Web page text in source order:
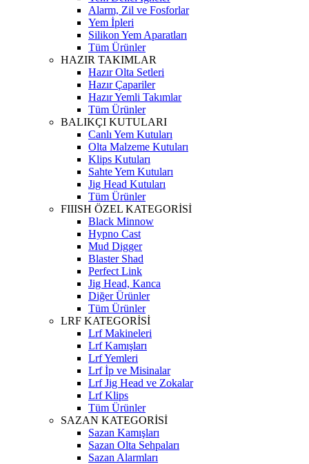
Alarm, Zil ve Fosforlar
Yem İpleri
Silikon Yem Aparatları
Tüm Ürünler
HAZIR TAKIMLAR
Hazır Olta Setleri
Hazır Çapariler
Hazır Yemli Takımlar
Tüm Ürünler
BALIKÇI KUTULARI
Canlı Yem Kutuları
Olta Malzeme Kutuları
Klips Kutuları
Sahte Yem Kutuları
Jig Head Kutuları
Tüm Ürünler
FIIISH ÖZEL KATEGORİSİ
Black Minnow
Hypno Cast
Mud Digger
Blaster Shad
Perfect Link
Jig Head, Kanca
Diğer Ürünler
Tüm Ürünler
LRF KATEGORİSİ
Lrf Makineleri
Lrf Kamışları
Lrf Yemleri
Lrf İp ve Misinalar
Lrf Jig Head ve Zokalar
Lrf Klips
Tüm Ürünler
SAZAN KATEGORİSİ
Sazan Kamışları
Sazan Olta Sehpaları
Sazan Alarmları